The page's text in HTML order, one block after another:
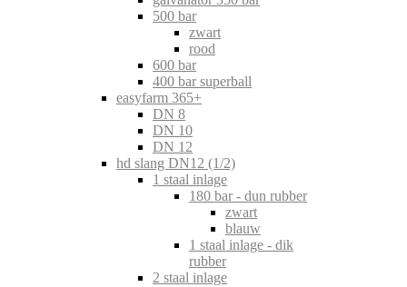
500 bar
zwart
rood
600 bar
400 bar superball
easyfarm 365+
DN 8
DN 10
DN 12
hd slang DN12 (1/2)
1 staal inlage
180 bar - dun rubber
zwart
blauw
1 staal inlage - dik
rubber
2 staal inlage